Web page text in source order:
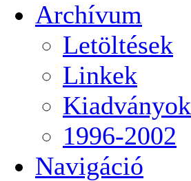
Archívum
Letöltések
Linkek
Kiadványok
1996-2002
Navigáció